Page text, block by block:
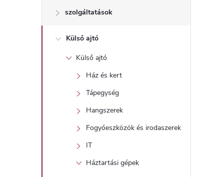
szolgáltatások
Külső ajtó
Külső ajtó
Ház és kert
Tápegység
Hangszerek
Fogyóeszközök és irodaszerek
IT
Háztartási gépek